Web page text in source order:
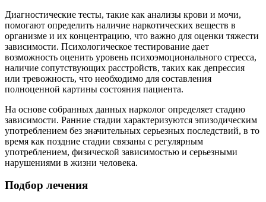
Диагностические тесты, такие как анализы крови и мочи,
помогают определить наличие наркотических веществ в
организме и их концентрацию, что важно для оценки тяжести
зависимости. Психологическое тестирование дает
возможность оценить уровень психоэмоционального стресса,
наличие сопутствующих расстройств, таких как депрессия
или тревожность, что необходимо для составления
полноценной картины состояния пациента.
На основе собранных данных нарколог определяет стадию
зависимости. Ранние стадии характеризуются эпизодическим
употреблением без значительных серьезных последствий, в то
время как поздние стадии связаны с регулярным
употреблением, физической зависимостью и серьезными
нарушениями в жизни человека.
Подбор лечения